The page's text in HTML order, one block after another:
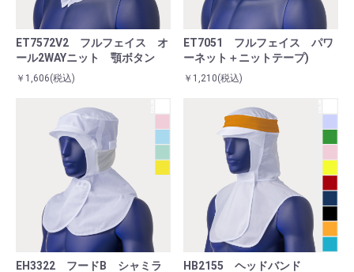
ET7572V2 フルフェイス オ
ール2WAYニット 顎ボタン
￥1,606(税込)
ET7051 フルフェイス パワ
ーネット＋ニットテープ)
￥1,210(税込)
EH3322 フードB シャミラ
HB2155 ヘッドバンド